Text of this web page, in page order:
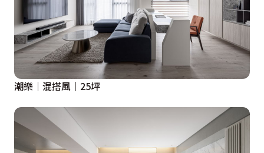
潮樂｜混搭風｜25坪